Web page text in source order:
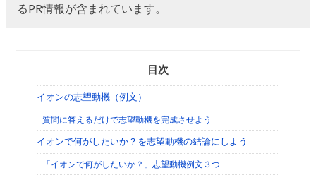
るPR情報が含まれています。
目次
イオンの志望動機（例文）
質問に答えるだけで志望動機を完成させよう
イオンで何がしたいか？を志望動機の結論にしよう
「イオンで何がしたいか？」志望動機例文３つ